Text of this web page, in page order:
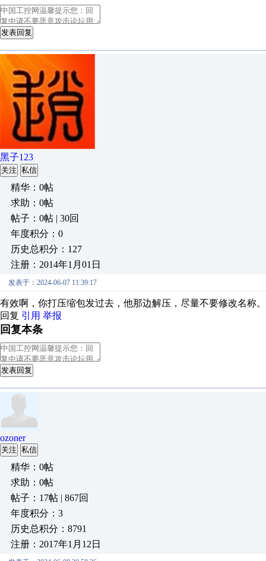
发表回复
黑子123
关注 私信
精华：0帖
求助：0帖
帖子：0帖 | 30回
年度积分：0
历史总积分：127
注册：2014年1月01日
发表于：2024-06-07 11:39:17
有效啊，你打压缩包发过去，他那边解压，尽量不要修改名称
回复 引用 举报
回复本条
发表回复
ozoner
关注 私信
精华：0帖
求助：0帖
帖子：17帖 | 867回
年度积分：3
历史总积分：8791
注册：2017年1月12日